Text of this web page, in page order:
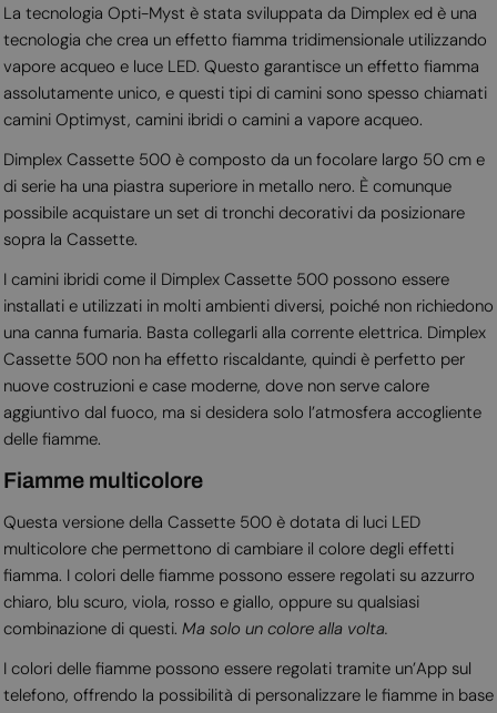
La tecnologia Opti-Myst è stata sviluppata da Dimplex ed è una
tecnologia che crea un effetto fiamma tridimensionale utilizzando
vapore acqueo e luce LED. Questo garantisce un effetto fiamma
assolutamente unico, e questi tipi di camini sono spesso chiamati
camini Optimyst, camini ibridi o camini a vapore acqueo.
Dimplex Cassette 500 è composto da un focolare largo 50 cm e
di serie ha una piastra superiore in metallo nero. È comunque
possibile acquistare un set di tronchi decorativi da posizionare
sopra la Cassette.
I camini ibridi come il Dimplex Cassette 500 possono essere
installati e utilizzati in molti ambienti diversi, poiché non richiedono
una canna fumaria. Basta collegarli alla corrente elettrica. Dimplex
Cassette 500 non ha effetto riscaldante, quindi è perfetto per
nuove costruzioni e case moderne, dove non serve calore
aggiuntivo dal fuoco, ma si desidera solo l’atmosfera accogliente
delle fiamme.
Fiamme multicolore
Questa versione della Cassette 500 è dotata di luci LED
multicolore che permettono di cambiare il colore degli effetti
fiamma. I colori delle fiamme possono essere regolati su azzurro
chiaro, blu scuro, viola, rosso e giallo, oppure su qualsiasi
combinazione di questi. Ma solo un colore alla volta.
I colori delle fiamme possono essere regolati tramite un’App sul
telefono, offrendo la possibilità di personalizzare le fiamme in base